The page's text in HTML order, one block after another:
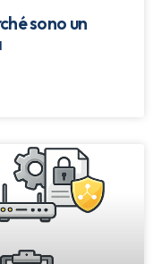
sono un